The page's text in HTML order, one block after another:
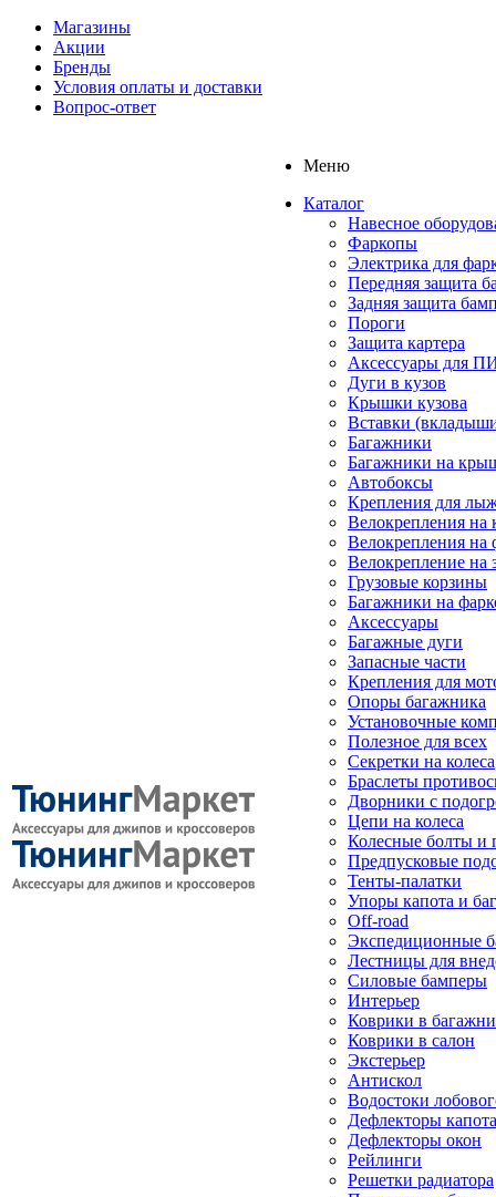
Магазины
Акции
Бренды
Условия оплаты и доставки
Вопрос-ответ
Меню
Каталог
Навесное
Фаркопы
Электрика для
Передняя защита
Задняя защита
Пороги
Защита картера
Аксессуары для
Дуги в кузов
Крышки кузова
Вставки
Багажники
Багажники на
Автобоксы
Крепления для
Велокрепления
Велокрепления на
Велокрепление на
Грузовые корзины
Багажники на
Аксессуары
Багажные дуги
Запасные части
Крепления для
Опоры багажника
Установочные
Полезное для всех
Секретки на колеса
Браслеты
Дворники с
Цепи на колеса
Колесные болты и
Предпусковые
Тенты-палатки
Упоры капота и
Off-road
Экспедиционные
Лестницы для
Силовые бамперы
Интерьер
Коврики в
Коврики в салон
Экстерьер
Антискол
Водостоки
Дефлекторы капота
Дефлекторы окон
Рейлинги
Решетки радиатора